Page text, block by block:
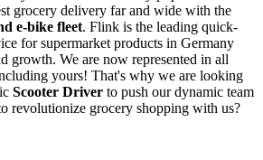
grocery delivery far and wide with the
e-bike fleet. Flink is the leading quick-
for supermarket products in Germany
growth. We are now represented in all
yours! That's why we are looking
Scooter Driver to push our dynamic team
revolutionize grocery shopping with us?